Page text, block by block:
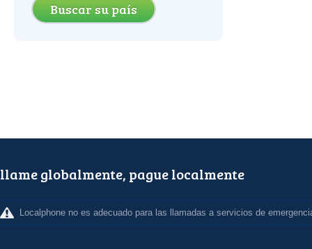
Buscar su país
llame globalmente, pague localmente
Localphone no es adecuado para las llamadas a servicios de